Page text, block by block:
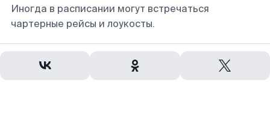
Иногда в расписании могут встречаться
чартерные рейсы и лоукосты.